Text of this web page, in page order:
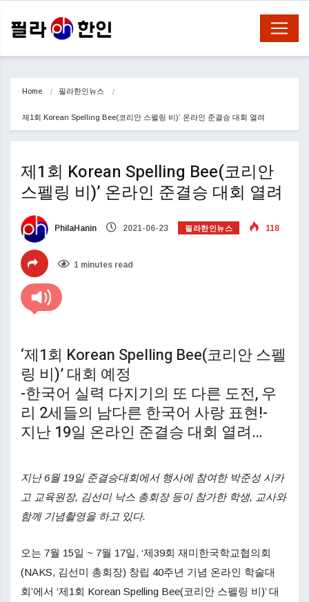
Home 필라한인뉴스
제1회 Korean Spelling Bee(코리안 스펠링 비)’ 온라인 준결승 대회 열려
제1회 Korean Spelling Bee(코리안
스펠링 비)’ 온라인 준결승 대회 열려
PhilaHanin 2021-06-23 필라한인뉴스 118
1 minutes read
‘제1회 Korean Spelling Bee(코리안 스펠
링 비)’ 대회 예정
-한국어 실력 다지기의 또 다른 도전, 우
리 2세들의 남다른 한국어 사랑 표현!-
지난 19일 온라인 준결승 대회 열려…
지난 6월 19일 준결승대회에서 행사에 참여한 박준성 시카
고 교육원장, 김선미 낙스 총회장 등이 참가한 학생, 교사와
함께 기념촬영을 하고 있다.
오는 7월 15일 ~ 7월 17일, ‘제39회 재미한국학교협의회
(NAKS, 김선미 총회장) 창립 40주년 기념 온라인 학술대
회’에서 ‘제1회 Korean Spelling Bee(코리안 스펠링 비)’ 대